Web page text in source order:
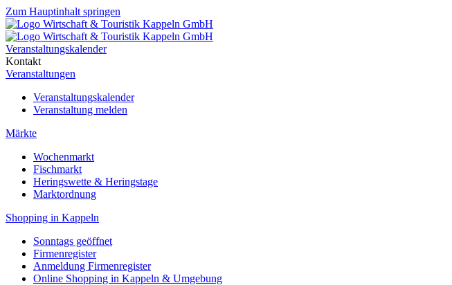
Zum Hauptinhalt springen
Veranstaltungskalender
Kontakt
Veranstaltungen
Veranstaltungskalender
Veranstaltung melden
Märkte
Wochenmarkt
Fischmarkt
Heringswette & Heringstage
Marktordnung
Shopping in Kappeln
Sonntags geöffnet
Firmenregister
Anmeldung Firmenregister
Online Shopping in Kappeln & Umgebung